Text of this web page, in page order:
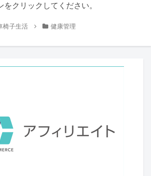
クリックしてください。
椅子生活 健康管理